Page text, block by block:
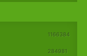
1166384
284981